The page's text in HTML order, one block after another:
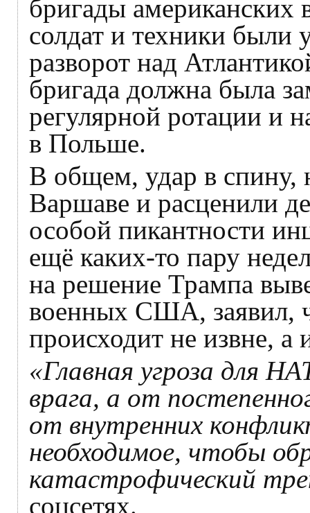
бригады американских
солдат и техники были
разворот над
бригада должна была
регулярной ротации и
в Польше.
В общем, удар в спину,
Варшаве и расценили
особой пикантности
ещё каких-то пару
на решение Трампа
военных США, заявил,
происходит не извне, а
«Главная угроза для
врага, а от
от внутренних
необходимое, чтобы
катастрофический
соцсетях.